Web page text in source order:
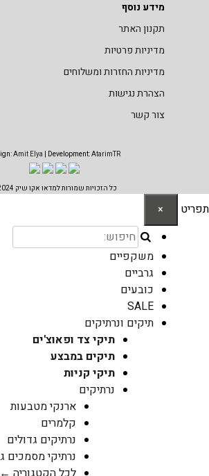
מידע נוסף
תקנון האתר
מדיניות פרטיות
מדיניות החזרות ומשלוחים
הצהרת נגישות
צור קשר
Amit Elya | Development:AtarimTR
כל הזכויות שמורות למדאו אקו שיק 2024 ©
תפריט ×
משקפיים
גרביים
כובעים
SALE
תיקים ונרתיקים
תיקי צד ופאוצ'ים
תיקים במבצע
תיקי קניות
נרתיקים
ארנקי מטבעות
קלמרים
נרתיקים גדולים
נרתיקי מסמכים